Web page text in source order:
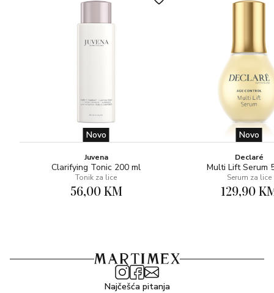
Novo
Juvena
Clarifying Tonic 200 ml
Tonik za lice
56,00 KM
Novo
Declaré
Multi Lift Serum
Serum za lice
129,90
Najčešća pitanja